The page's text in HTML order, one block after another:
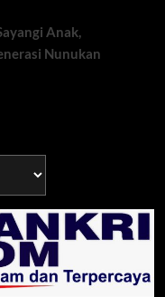
Anak,
Nunukan